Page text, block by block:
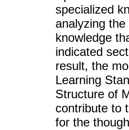
specialized
analyzing
knowledge
indicated
result, the
Learning
Structure of
contribute to
for the